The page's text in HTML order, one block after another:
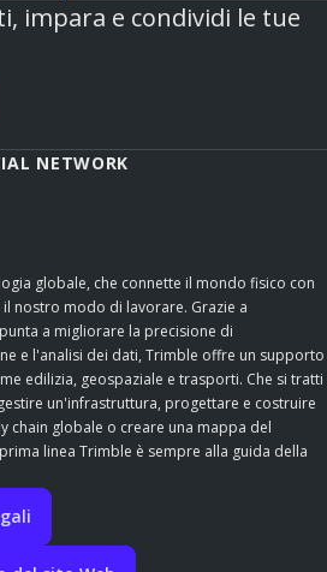
impara e condividi le tue
NETWORK
globale, che connette il mondo fisico con
nostro modo di lavorare. Grazie a
a migliorare la precisione di
e l'analisi dei dati, Trimble offre un supporto
edilizia, geospaziale e trasporti. Che si tratti
un'infrastruttura, progettare e costruire
chain globale o creare una mappa del
linea Trimble è sempre alla guida della